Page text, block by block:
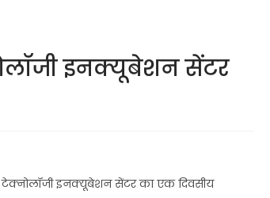
इनक्यूबेशन सेंटर
टेक्नोलॉजी इनक्यूबेशन सेंटर का एक दिवसीय